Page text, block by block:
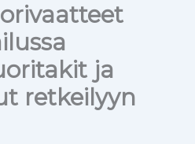
ja
retkeilyyn